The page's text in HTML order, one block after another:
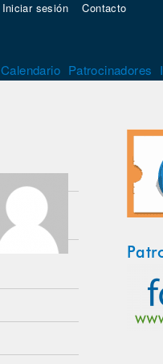
Iniciar sesión Contacto
Calendario Patrocinadores